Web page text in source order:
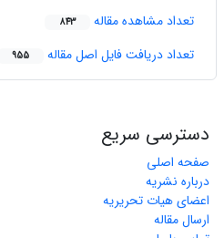
تعداد مشاهده مقاله 843
تعداد دریافت فایل اصل مقاله 955
دسترسی سریع
صفحه اصلی
درباره نشریه
اعضای هیات تحریریه
ارسال مقاله